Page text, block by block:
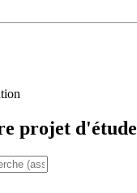
projet d'étude